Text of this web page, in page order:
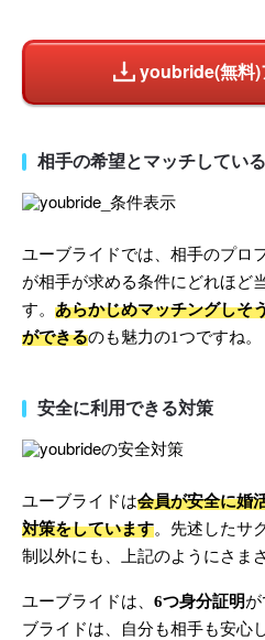
youbride(無料)
相手の希望とマッチしてい
ユーブライドでは、相手のプロ
が相手が求める条件にどれほど
す。 あらかじめマッチングしそ
ができるのも魅力の1つですね。
安全に利用できる対策
ユーブライドは会員が安全に婚
対策をしています。先述したサ
制以外にも、上記のようにさま
ユーブライドは、 6つ身分証明
ブライドは、自分も相手も安心